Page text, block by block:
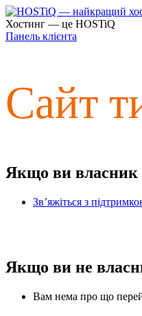
Хостинг — це HOSTiQ
Панель клієнта
Сайт
Якщо ви власник
Зв’яжіться з
Якщо ви не
Вам нема про що